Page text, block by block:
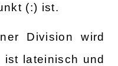
(:) ist.
Division wird
ist lateinisch und